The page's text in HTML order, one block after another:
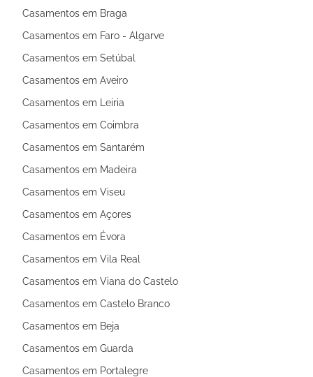
Casamentos em Braga
Casamentos em Faro - Algarve
Casamentos em Setúbal
Casamentos em Aveiro
Casamentos em Leiria
Casamentos em Coimbra
Casamentos em Santarém
Casamentos em Madeira
Casamentos em Viseu
Casamentos em Açores
Casamentos em Évora
Casamentos em Vila Real
Casamentos em Viana do Castelo
Casamentos em Castelo Branco
Casamentos em Beja
Casamentos em Guarda
Casamentos em Portalegre